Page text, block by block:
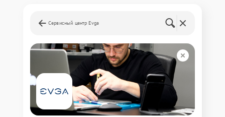
Сервисный центр Evga